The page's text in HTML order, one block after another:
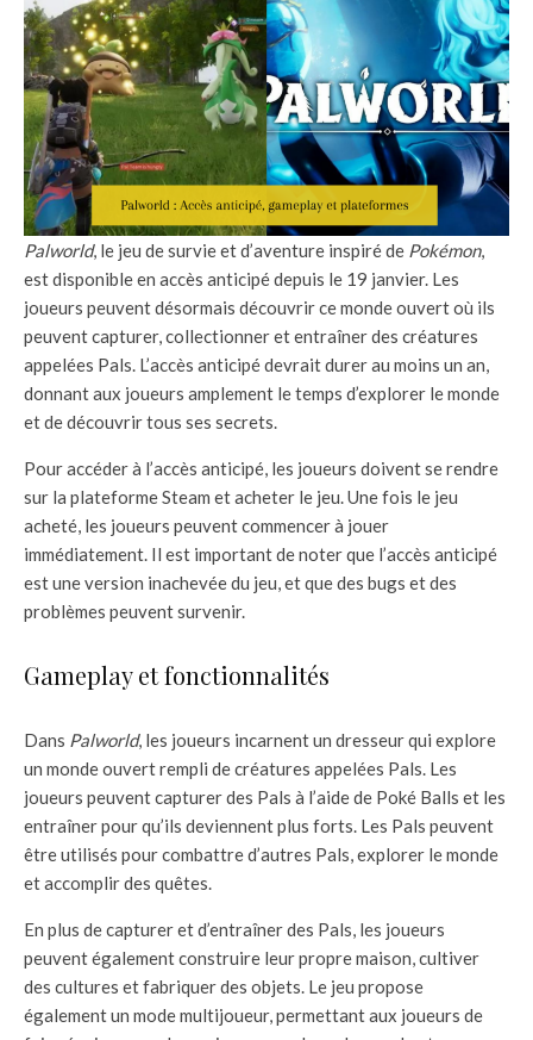
Palworld, le jeu de survie et d’aventure inspiré de Pokémon,
est disponible en accès anticipé depuis le 19 janvier. Les
joueurs peuvent désormais découvrir ce monde ouvert où ils
peuvent capturer, collectionner et entraîner des créatures
appelées Pals. L’accès anticipé devrait durer au moins un an,
donnant aux joueurs amplement le temps d’explorer le monde
et de découvrir tous ses secrets.
Pour accéder à l’accès anticipé, les joueurs doivent se rendre
sur la plateforme Steam et acheter le jeu. Une fois le jeu
acheté, les joueurs peuvent commencer à jouer
immédiatement. Il est important de noter que l’accès anticipé
est une version inachevée du jeu, et que des bugs et des
problèmes peuvent survenir.
Gameplay et fonctionnalités
Dans Palworld, les joueurs incarnent un dresseur qui explore
un monde ouvert rempli de créatures appelées Pals. Les
joueurs peuvent capturer des Pals à l’aide de Poké Balls et les
entraîner pour qu’ils deviennent plus forts. Les Pals peuvent
être utilisés pour combattre d’autres Pals, explorer le monde
et accomplir des quêtes.
En plus de capturer et d’entraîner des Pals, les joueurs
peuvent également construire leur propre maison, cultiver
des cultures et fabriquer des objets. Le jeu propose
également un mode multijoueur, permettant aux joueurs de